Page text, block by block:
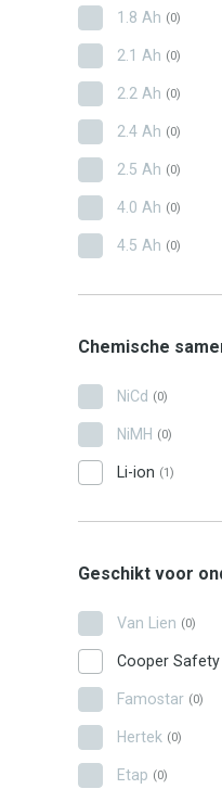
1.8 Ah (0)
2.1 Ah (0)
2.2 Ah (0)
2.4 Ah (0)
2.5 Ah (0)
4.0 Ah (0)
4.5 Ah (0)
Chemische
NiCd (0)
NiMH (0)
Li-ion (1)
Geschikt voor
Van Lien (0)
Cooper Safety
Famostar (0)
Hertek (0)
Etap (0)